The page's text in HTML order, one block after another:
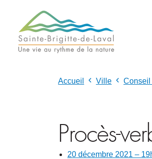
Accueil Ville Conseil
Procès-
20 décembre 2021 –